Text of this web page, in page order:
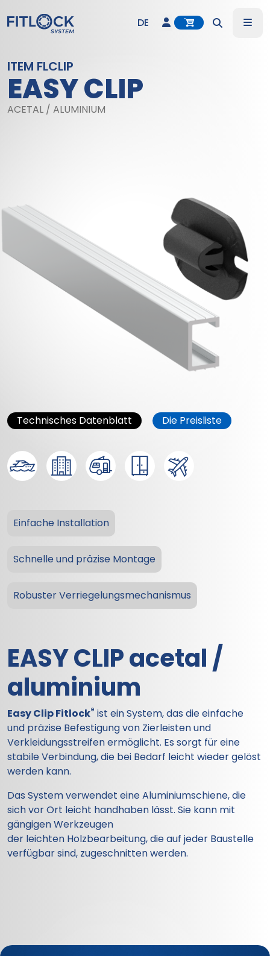
Account
DE
ES
Search
ITEM FLCLIP
EASY CLIP
ACETAL / ALUMINIUM
Technisches Datenblatt Die Preisliste
Einfache Installation
Schnelle und präzise Montage
Robuster Verriegelungsmechanismus
EASY CLIPacetal /
aluminium
Easy Clip Fitlock® ist ein System, das die einfache
und präzise Befestigung von Zierleisten und
Verkleidungsstreifen ermöglicht. Es sorgt für eine
stabile Verbindung, die bei Bedarf leicht wieder gelöst
werden kann.
Das System verwendet eine Aluminiumschiene, die
sich vor Ort leicht handhaben lässt. Sie kann mit
gängigen Werkzeugen
der leichten Holzbearbeitung, die auf jeder Baustelle
verfügbar sind, zugeschnitten werden.